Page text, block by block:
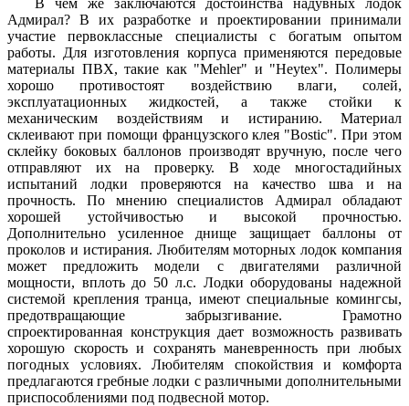
Адмирал? В их разработке и проектировании принимали
участие первоклассные специалисты с богатым опытом
работы. Для изготовления корпуса применяются передовые
материалы ПВХ, такие как "Mehler" и "Heytex". Полимеры
хорошо противостоят воздействию влаги, солей,
эксплуатационных жидкостей, а также стойки к
механическим воздействиям и истиранию. Материал
склеивают при помощи французского клея "Bostic". При этом
склейку боковых баллонов производят вручную, после чего
отправляют их на проверку. В ходе многостадийных
испытаний лодки проверяются на качество шва и на
прочность. По мнению специалистов Адмирал обладают
хорошей устойчивостью и высокой прочностью.
Дополнительно усиленное днище защищает баллоны от
проколов и истирания. Любителям моторных лодок компания
может предложить модели с двигателями различной
мощности, вплоть до 50 л.с. Лодки оборудованы надежной
системой крепления транца, имеют специальные комингсы,
предотвращающие забрызгивание. Грамотно
спроектированная конструкция дает возможность развивать
хорошую скорость и сохранять маневренность при любых
погодных условиях. Любителям спокойствия и комфорта
предлагаются гребные лодки с различными дополнительными
приспособлениями под подвесной мотор.